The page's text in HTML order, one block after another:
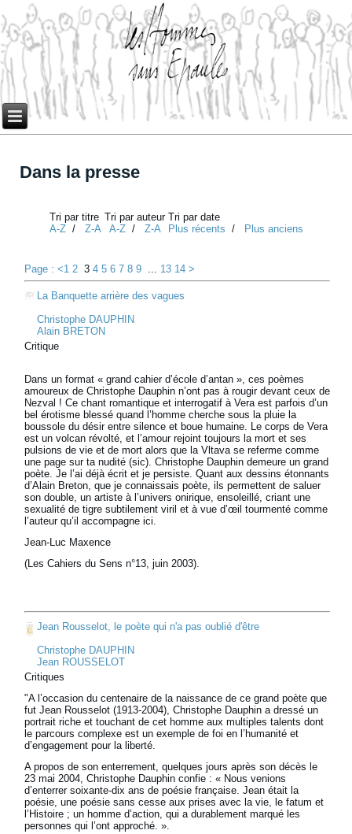
Dans la presse
Tri par titre
A-Z /Z-A
Tri par auteur
A-Z/ Z-A
Tri par date
Plus récents / Plus anciens
Page : <12 3456789 ... 13 14>
La Banquette arrière des vagues
Christophe DAUPHIN
Alain BRETON
Critique
Dans un format « grand cahier d’école d’antan », ces poèmes
amoureux de Christophe Dauphin n’ont pas à rougir devant ceux de
Nezval ! Ce chant romantique et interrogatif à Vera est parfois d’un
bel érotisme blessé quand l’homme cherche sous la pluie la
boussole du désir entre silence et boue humaine. Le corps de Vera
est un volcan révolté, et l’amour rejoint toujours la mort et ses
pulsions de vie et de mort alors que la Vltava se referme comme
une page sur ta nudité (sic). Christophe Dauphin demeure un grand
poète. Je l’ai déjà écrit et je persiste. Quant aux dessins étonnants
d’Alain Breton, que je connaissais poète, ils permettent de saluer
son double, un artiste à l’univers onirique, ensoleillé, criant une
sexualité de tigre subtilement viril et à vue d’œil tourmenté comme
l’auteur qu’il accompagne ici.
Jean-Luc Maxence
(Les Cahiers du Sens n°13, juin 2003).
Jean Rousselot, le poète qui n'a pas oublié d'être
Christophe DAUPHIN
Jean ROUSSELOT
Critiques
"A l’occasion du centenaire de la naissance de ce grand poète que
fut Jean Rousselot (1913-2004), Christophe Dauphin a dressé un
portrait riche et touchant de cet homme aux multiples talents dont
le parcours complexe est un exemple de foi en l’humanité et
d’engagement pour la liberté.
A propos de son enterrement, quelques jours après son décès le
23 mai 2004, Christophe Dauphin confie : « Nous venions
d’enterrer soixante-dix ans de poésie française. Jean était la
poésie, une poésie sans cesse aux prises avec la vie, le fatum et
l’Histoire ; un homme d’action, qui a durablement marqué les
personnes qui l’ont approché. ».